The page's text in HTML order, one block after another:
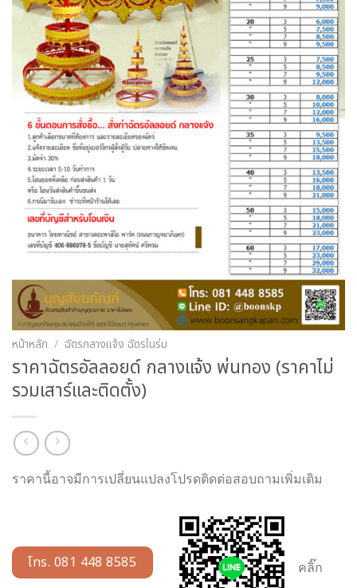
หน้าหลัก / ฉัตรกลางแจ้ง ฉัตรในร่ม
ราคาฉัตรอัลลอยด์ กลางแจ้ง พ่นทอง (ราคาไม่
รวมเสาร์และติดตั้ง)
ราคานี้อาจมีการเปลี่ยนแปลงโปรดติดต่อสอบถามเพิ่มเติม
โทร. 081 448 8585 คลิ๊ก